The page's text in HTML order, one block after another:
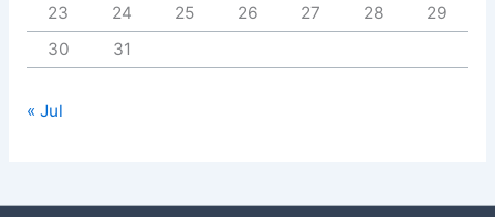
23
24 25 26 27 28
29
30
31
« Jul